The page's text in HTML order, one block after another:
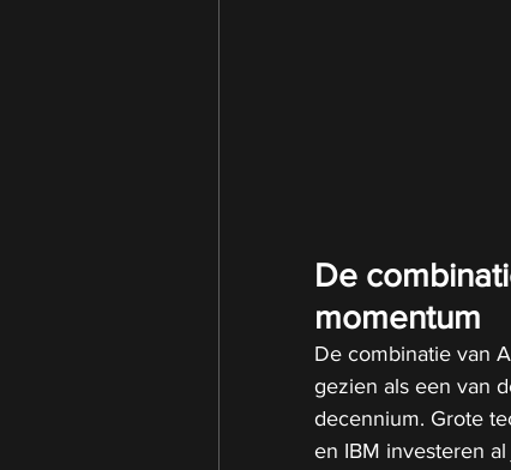
De
momentum
De combinatie van
gezien als een van
decennium. Grote
en IBM investeren